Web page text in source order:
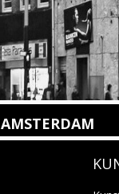
AMSTERDAM
1075 VX Amsterdam